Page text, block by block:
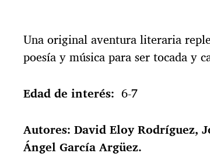
d
e
l
e
r
a
d
Una original aventura literaria
poesía y música para ser tocada y
Edad de interés: 6-7
Autores: David Eloy Rodríguez,
Ángel García Argüez.